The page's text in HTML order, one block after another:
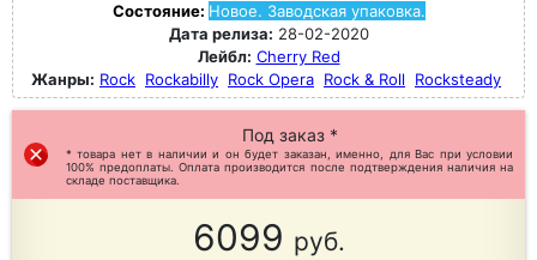
Состояние: Новое. Заводская упаковка.
Дата релиза: 28-02-2020
Лейбл: Cherry Red
Жанры: Rock Rockabilly Rock Opera Rock & Roll Rocksteady
Под заказ *
* товара нет в наличии и он будет заказан, именно, для Вас при условии
100% предоплаты. Оплата производится после подтверждения наличия на
складе поставщика.
6099 руб.